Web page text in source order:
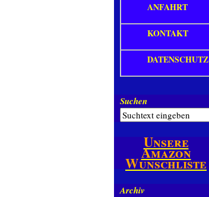
ANFAHRT
KONTAKT
DATENSCHUTZ
Suchen
Unsere
Amazon
Wunschliste
Archiv